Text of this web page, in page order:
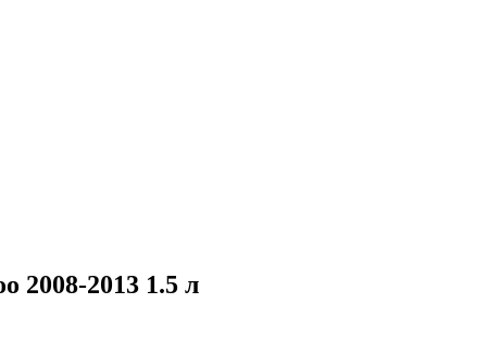
2008-2013 1.5 л